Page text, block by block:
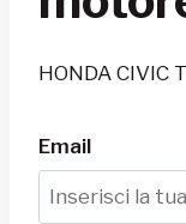
HONDA CIVIC
Email